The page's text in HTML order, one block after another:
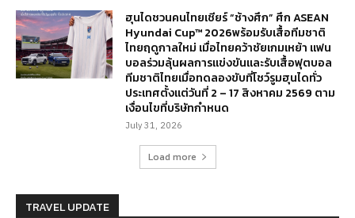
ฮุนไดชวนคนไทยเชียร์ “ช้างศึก” ศึก ASEAN
Hyundai Cup™ 2026พร้อมรับเสื้อทีมชาติ
ไทยฤดูกาลใหม่ เมื่อไทยคว้าชัยเกมเหย้า แฟน
บอลร่วมลุ้นผลการแข่งขันและรับเสื้อฟุตบอล
ทีมชาติไทยเมื่อทดลองขับที่โชว์รูมฮุนไดทั่ว
ประเทศตั้งแต่วันที่ 2 – 17 สิงหาคม 2569 ตาม
เงื่อนไขที่บริษัทกำหนด
July 31, 2026
Load more
TRAVEL UPDATE